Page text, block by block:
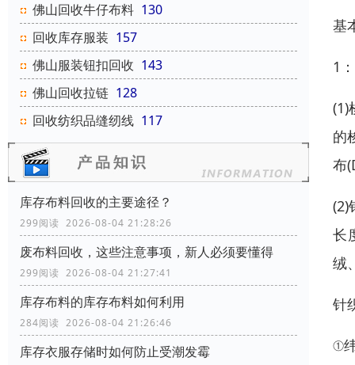
佛山回收牛仔布料 130
回收库存服装 157
佛山服装钮扣回收 143
佛山回收拉链 128
回收纺织品缝纫线 117
库存布料回收的主要途径？
299阅读 2026-08-04 21:28:26
废布料回收，这些注意事项，新人必须要懂得
299阅读 2026-08-04 21:27:41
库存布料的库存布料如何利用
284阅读 2026-08-04 21:26:46
库存衣服存储时如何防止受潮发霉
基
1
(1)
的
布
(2)
长
绒
针
①